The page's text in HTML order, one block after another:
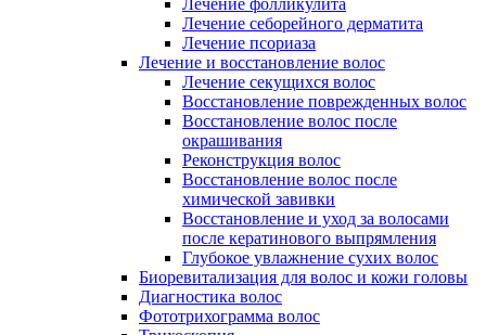
Лечение фолликулита
Лечение себорейного дерматита
Лечение псориаза
Лечение и восстановление волос
Лечение секущихся волос
Восстановление поврежденных волос
Восстановление волос после
окрашивания
Реконструкция волос
Восстановление волос после
химической завивки
Восстановление и уход за волосами
после кератинового выпрямления
Глубокое увлажнение сухих волос
Биоревитализация для волос и кожи головы
Диагностика волос
Фототрихограмма волос